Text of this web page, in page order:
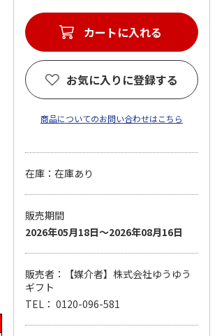
カートに入れる
お気に入りに登録する
商品についてのお問い合わせはこちら
在庫：在庫あり
販売期間
2026年05月18日～2026年08月16日
販売者：【媒介者】株式会社ゆうゆう
ギフト
TEL： 0120-096-581